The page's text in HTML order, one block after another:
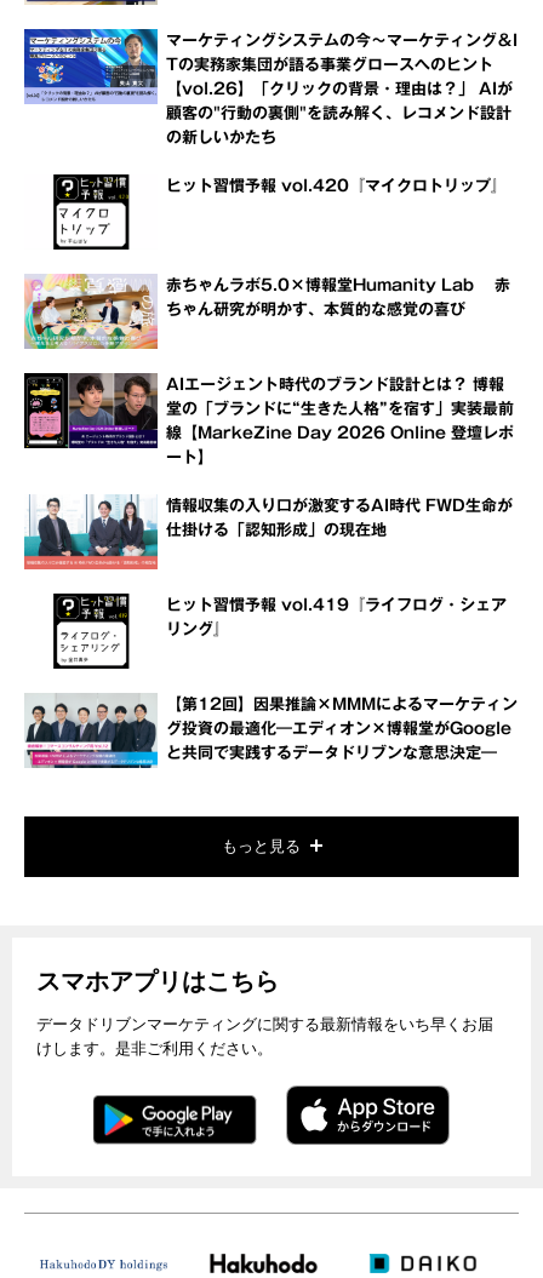
マーケティングシステムの今～マーケティング＆I
Tの実務家集団が語る事業グロースへのヒント
【vol.26】「クリックの背景・理由は？」 AIが
顧客の"行動の裏側"を読み解く、レコメンド設計
の新しいかたち
ヒット習慣予報 vol.420『マイクロトリップ』
赤ちゃんラボ5.0×博報堂Humanity Lab 赤
ちゃん研究が明かす、本質的な感覚の喜び
AIエージェント時代のブランド設計とは？ 博報
堂の「ブランドに“生きた人格”を宿す」実装最前
線【MarkeZine Day 2026 Online 登壇レポ
ート】
情報収集の入り口が激変するAI時代 FWD生命が
仕掛ける「認知形成」の現在地
ヒット習慣予報 vol.419『ライフログ・シェア
リング』
【第12回】因果推論×MMMによるマーケティン
グ投資の最適化―エディオン×博報堂がGoogle
と共同で実践するデータドリブンな意思決定―
もっと見る
スマホアプリはこちら
データドリブンマーケティングに関する最新情報をいち早くお届
けします。是非ご利用ください。